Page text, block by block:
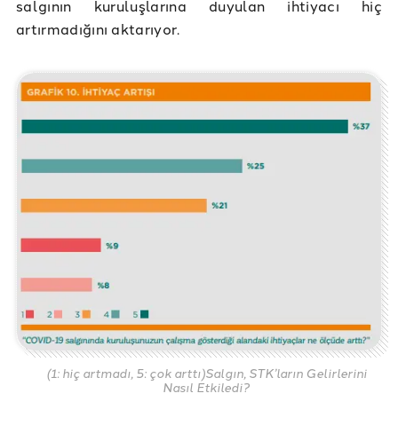
salgının kuruluşlarına duyulan ihtiyacı hiç
artırmadığını aktarıyor.
(1: hiç artmadı, 5: çok arttı)Salgın, STK’ların Gelirlerini
Nasıl Etkiledi?